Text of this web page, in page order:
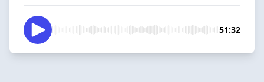
51:32